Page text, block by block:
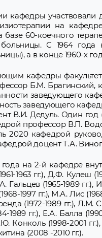
кафедры участвовали
на
базе 60-коечного
больницы. С 1964 года
а в конце 1960-х
кафедры
Б.М. Брагинский,
заведующего
заведующего
В.И. Дедуль. Один год
профессор В.П.
2020 кафедрой
доцент Т.А.
на 2-й кафедре
1963 гг.), Д.Ф. Кулеш
Гальцев (1965-1989
1997 гг.), М.А. Лис
(1972-1989 гг.), Л.М.
1989 гг.), Е.А. Балла
Конколь (1998-2001
(2008 -2010 гг.).